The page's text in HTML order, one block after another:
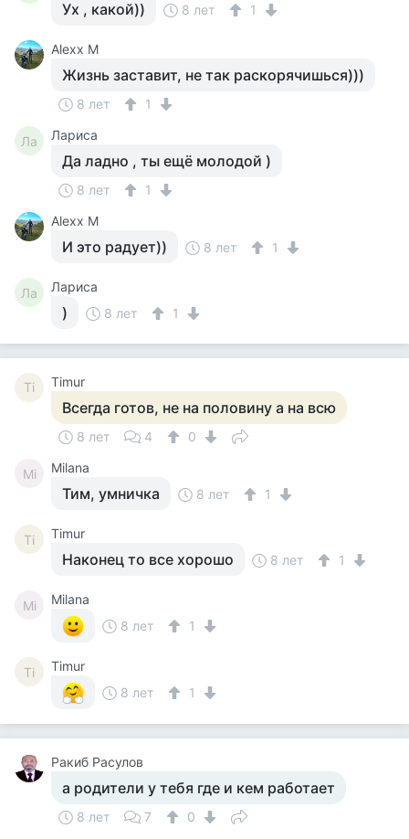
Ух , какой)) 8 лет 1
Alexx M
Жизнь заставит, не так раскорячишься)))
8 лет 1
Ла Лариса
Да ладно , ты ещё молодой )
8 лет
1
Alexx M
И это радует)) 8 лет 1
Ла Лариса
) 8 лет 1
Ti Timur
Всегда готов, не на половину а на всю
8 лет 4 0
Mi Milana
Тим, умничка 8 лет 1
Ti Timur
Наконец то все хорошо 8 лет 1
Mi
Milana
8 лет
1
Ti
Timur
8 лет
1
Ракиб Расулов
а родители у тебя где и кем работает
8 лет 7 0